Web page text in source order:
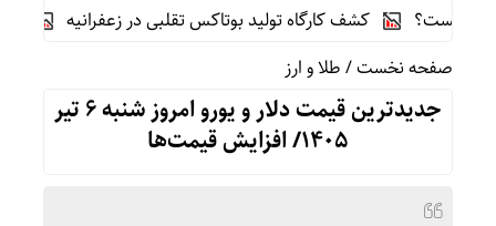
چیست؟ کشف کارگاه تولید بوتاکس تقلبی در زعفرانیه
عبور
صفحه نخست/طلا و ارز
جدیدترین قیمت دلار و یورو امروز شنبه ۶ تیر
۱۴۰۵/ افزایش قیمت‌ها